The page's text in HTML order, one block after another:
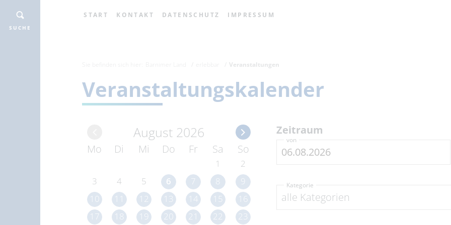
START KONTAKT DATENSCHUTZ IMPRESSUM
SUCHE
Veranstaltungen
Veranstaltungskalender
August 2026
Mo Di Mi Do Fr Sa So
1
2
3
4 5 6 7 8
9
10
11 12 13 14 15
16
17
18 19 20 21 22 23
Zeitraum
von
alle Kategorien
Kategorie